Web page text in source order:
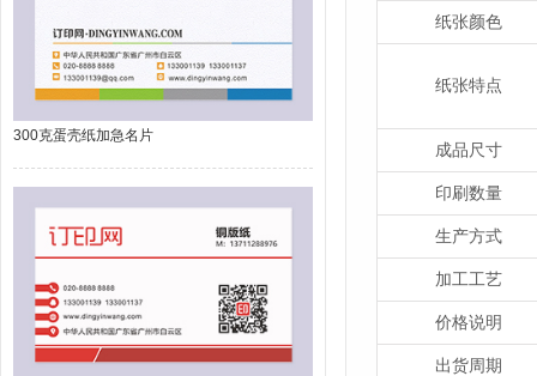
300克蛋壳纸加急名片
纸张颜色
纸张特点
成品尺寸
印刷数量
生产方式
加工工艺
价格说明
出货周期